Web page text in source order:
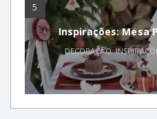
5
Inspirações: Mesa
DECORAÇÃO,